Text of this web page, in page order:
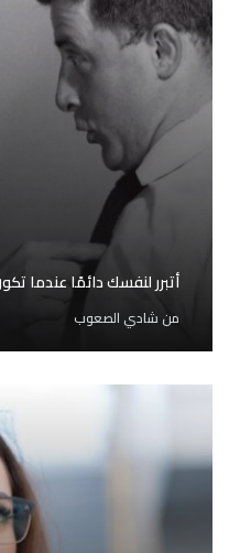
أتبرر لنفسك دائمًا عندما
من شادي الصعوب